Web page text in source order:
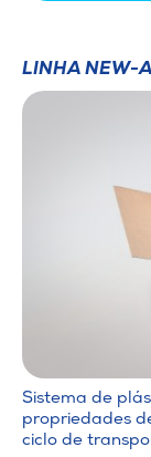
LINHA NEW-
Sistema de
propriedades
ciclo de